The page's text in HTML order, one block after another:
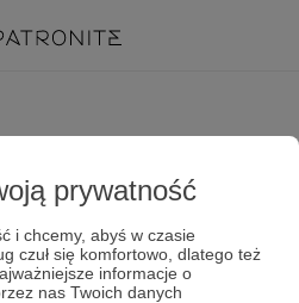
prywatność
i chcemy, abyś w czasie
czuł się komfortowo, dlatego też
informacje o
nas Twoich danych